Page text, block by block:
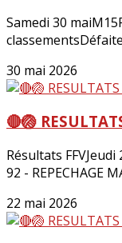
Samedi 30
classementsDéfaite
30 mai 2026
🔴🏐
Résultats FFVJeudi
92 - REPECHAGE
22 mai 2026